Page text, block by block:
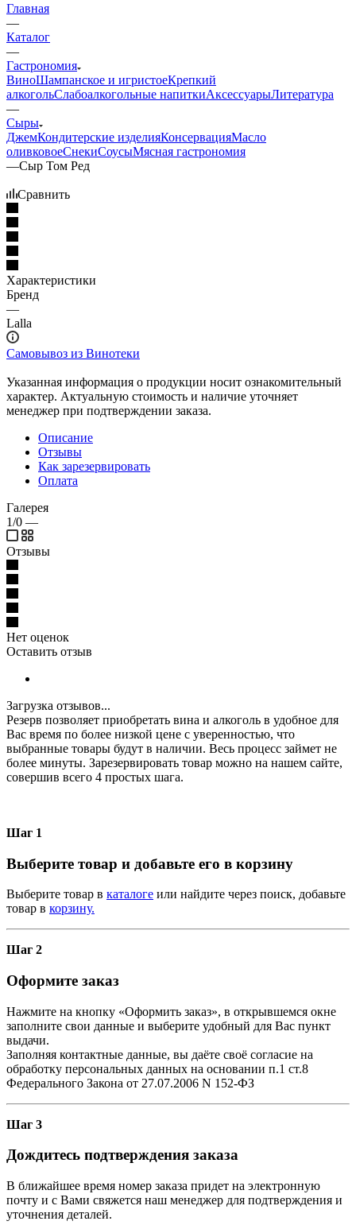
Главная
—
Каталог
—
Гастрономия
ВиноШампанское и игристоеКрепкий
алкогольСлабоалкогольные напиткиАксессуарыЛитература
—
Сыры
ДжемКондитерские изделияКонсервацияМасло
оливковоеСнекиСоусыМясная гастрономия
—Сыр Том Ред
Сравнить
Характеристики
Бренд
—
Lalla
Самовывоз из Винотеки
Указанная информация о продукции носит ознакомительный
характер. Актуальную стоимость и наличие уточняет
менеджер при подтверждении заказа.
Описание
Отзывы
Как зарезервировать
Оплата
Галерея
1/0 —
Отзывы
Нет оценок
Оставить отзыв
Загрузка отзывов...
Резерв позволяет приобретать вина и алкоголь в удобное для
Вас время по более низкой цене с уверенностью, что
выбранные товары будут в наличии. Весь процесс займет не
более минуты. Зарезервировать товар можно на нашем сайте,
совершив всего 4 простых шага.
Шаг 1
Выберите товар и добавьте его в корзину
Выберите товар в каталоге или найдите через поиск, добавьте
товар в корзину.
Шаг 2
Оформите заказ
Нажмите на кнопку «Оформить заказ», в открывшемся окне
заполните свои данные и выберите удобный для Вас пункт
выдачи.
Заполняя контактные данные, вы даёте своё согласие на
обработку персональных данных на основании п.1 ст.8
Федерального Закона от 27.07.2006 N 152-ФЗ
Шаг 3
Дождитесь подтверждения заказа
В ближайшее время номер заказа придет на электронную
почту и с Вами свяжется наш менеджер для подтверждения и
уточнения деталей.